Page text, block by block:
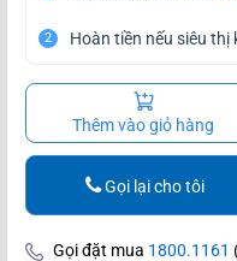
2 Hoàn tiền nếu siêu thị
Thêm vào giỏ hàng
Gọi lại cho tôi
Gọi đặt mua 1800.1161